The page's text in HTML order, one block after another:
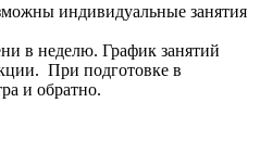
индивидуальные занятия
в неделю. График занятий
При подготовке в
и обратно.